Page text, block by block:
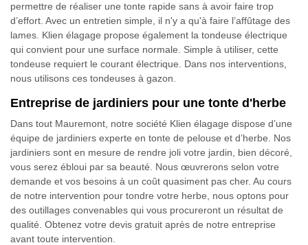
permettre de réaliser une tonte rapide sans à avoir faire trop
d’effort. Avec un entretien simple, il n'y a qu'à faire l’affûtage des
lames. Klien élagage propose également la tondeuse électrique
qui convient pour une surface normale. Simple à utiliser, cette
tondeuse requiert le courant électrique. Dans nos interventions,
nous utilisons ces tondeuses à gazon.
Entreprise de jardiniers pour une tonte d'herbe
Dans tout Mauremont, notre société Klien élagage dispose d’une
équipe de jardiniers experte en tonte de pelouse et d’herbe. Nos
jardiniers sont en mesure de rendre joli votre jardin, bien décoré,
vous serez ébloui par sa beauté. Nous œuvrerons selon votre
demande et vos besoins à un coût quasiment pas cher. Au cours
de notre intervention pour tondre votre herbe, nous optons pour
des outillages convenables qui vous procureront un résultat de
qualité. Obtenez votre devis gratuit après de notre entreprise
avant toute intervention.